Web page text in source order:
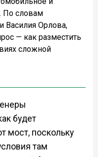
По словам
Василия Орлова,
— как разместить
сложной
будет
мост, поскольку
там